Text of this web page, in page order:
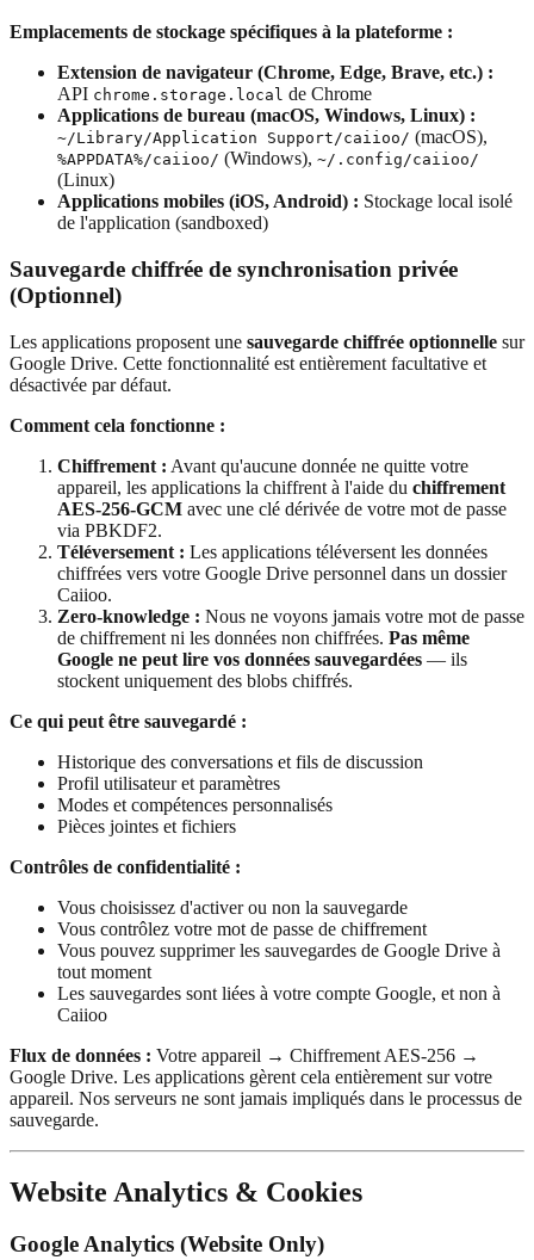
Emplacements de stockage spécifiques à la plateforme :
Extension de navigateur (Chrome, Edge, Brave, etc.) :
API chrome.storage.local de Chrome
Applications de bureau (macOS, Windows, Linux) :
~/Library/Application Support/caiioo/ (macOS),
%APPDATA%/caiioo/ (Windows), ~/.config/caiioo/
(Linux)
Applications mobiles (iOS, Android) : Stockage local isolé
de l'application (sandboxed)
Sauvegarde chiffrée de synchronisation privée
(Optionnel)
Les applications proposent une sauvegarde chiffrée optionnelle sur
Google Drive. Cette fonctionnalité est entièrement facultative et
désactivée par défaut.
Comment cela fonctionne :
Chiffrement : Avant qu'aucune donnée ne quitte votre
appareil, les applications la chiffrent à l'aide du chiffrement
AES-256-GCM avec une clé dérivée de votre mot de passe
via PBKDF2.
Téléversement : Les applications téléversent les données
chiffrées vers votre Google Drive personnel dans un dossier
Caiioo.
Zero-knowledge : Nous ne voyons jamais votre mot de passe
de chiffrement ni les données non chiffrées. Pas même
Google ne peut lire vos données sauvegardées — ils
stockent uniquement des blobs chiffrés.
Ce qui peut être sauvegardé :
Historique des conversations et fils de discussion
Profil utilisateur et paramètres
Modes et compétences personnalisés
Pièces jointes et fichiers
Contrôles de confidentialité :
Vous choisissez d'activer ou non la sauvegarde
Vous contrôlez votre mot de passe de chiffrement
Vous pouvez supprimer les sauvegardes de Google Drive à
tout moment
Les sauvegardes sont liées à votre compte Google, et non à
Caiioo
Flux de données : Votre appareil → Chiffrement AES-256 →
Google Drive. Les applications gèrent cela entièrement sur votre
appareil. Nos serveurs ne sont jamais impliqués dans le processus de
sauvegarde.
Website Analytics & Cookies
Google Analytics (Website Only)